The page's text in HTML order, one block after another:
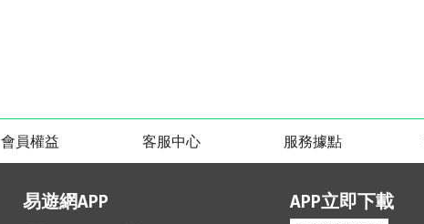
會員權益 客服中心 服務據點
易遊網APP APP立即下載